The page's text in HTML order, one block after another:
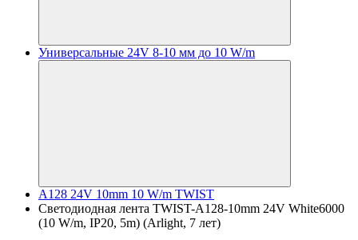
Универсальные 24V 8-10 мм до 10 W/m
A128 24V 10mm 10 W/m TWIST
Светодиодная лента TWIST-A128-10mm 24V White6000
(10 W/m, IP20, 5m) (Arlight, 7 лет)